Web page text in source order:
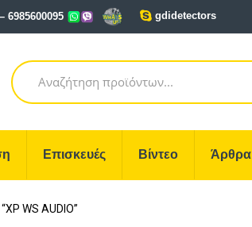
6985600095 gdidetectors
Search
for:
Επισκευές Βίντεο Άρθρα
WS AUDIO”